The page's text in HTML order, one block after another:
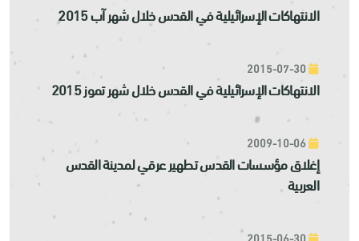
الانتهاكات الإسرائيلية في القدس خلال شهر آب 2015
الانتهاكات الإسرائيلية في القدس خلال شهر تموز 2015
إغلاق مؤسسات القدس تطهير عرقي لمدينة القدس
العربية